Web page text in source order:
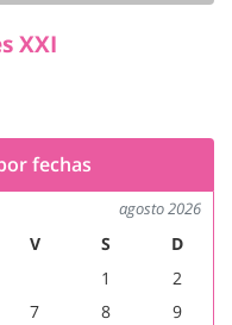
XXI
fechas
agosto 2026
V S
D
1
2
7 8
9